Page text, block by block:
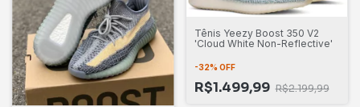
Tênis Yeezy Boost 350 V2
'Cloud White Non-Reflective'
-32% OFF
R$1.499,99 R$2.199,99